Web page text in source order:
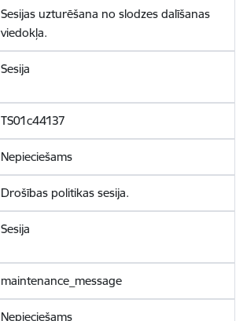
Sesijas uzturēšana no slodzes dalīšanas
viedokļa.
Sesija
TS01c44137
Nepieciešams
Drošības politikas sesija.
Sesija
maintenance_message
Nepieciešams